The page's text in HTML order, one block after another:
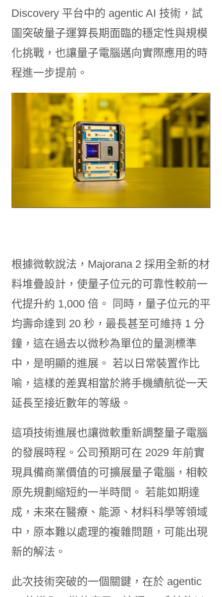
Discovery 平台中的 agentic AI 技術，試
圖突破量子運算長期面臨的穩定性與規模
化挑戰，也讓量子電腦邁向實際應用的時
程進一步提前。
根據微軟說法，Majorana 2 採用全新的材
料堆疊設計，使量子位元的可靠性較前一
代提升約 1,000 倍。 同時，量子位元的平
均壽命達到 20 秒，最長甚至可維持 1 分
鐘，這在過去以微秒為單位的量測標準
中，是明顯的進展。 若以日常裝置作比
喻，這樣的差異相當於將手機續航從一天
延長至接近數年的等級。
這項技術進展也讓微軟重新調整量子電腦
的發展時程。公司預期可在 2029 年前實
現具備商業價值的可擴展量子電腦，相較
原先規劃縮短約一半時間。 若能如期達
成，未來在醫療、能源、材料科學等領域
中，原本難以處理的複雜問題，可能出現
新的解法。
此次技術突破的一個關鍵，在於 agentic